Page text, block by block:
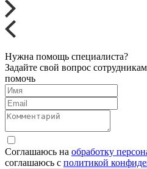
Нужна помощь специалиста?
Задайте свой вопрос
помочь
Соглашаюсь на обработку
соглашаюсь c политикой